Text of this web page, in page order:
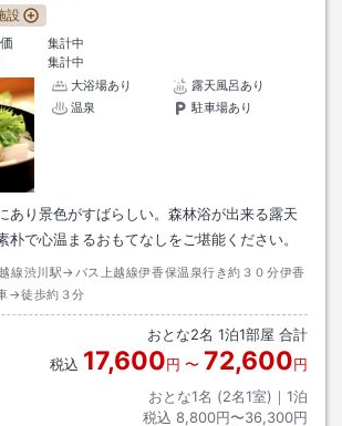
設
集計中
集計中
大浴場あり
露天風呂あり
温泉
駐車場あり
あり景色がすばらしい。森林浴が出来る露天
朴で心温まるおもてなしをご堪能ください。
越線渋川駅→バス上越線伊香保温泉行き約３０分伊香
→徒歩約３分
おとな2名 1泊1部屋 合計
税込 17,600円 〜 72,600円
おとな1名 (2名1室)｜ 1泊
税込 8,800円〜36,300円